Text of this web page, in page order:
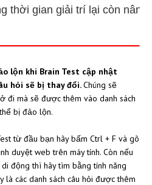
thời gian giải trí lại còn
lộn khi Brain Test cập nhật
hỏi sẽ bị thay đổi.Chúng sẽ
đi mà sẽ được thêm vào danh sách
bị đảo lộn.
từ đầu bạn hãy bấm Ctrl + F và gõ
duyệt web trên máy tính. Còn nếu
động thì hãy tìm bằng tính năng
các danh sách câu hỏi được thêm